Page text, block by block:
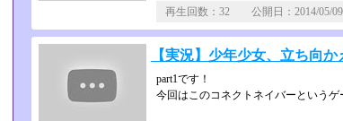
再生回数：32 公開日：2014/
【実況】少年少女、立ち向
part1です！
今回はこのコネクトネイバーというゲ